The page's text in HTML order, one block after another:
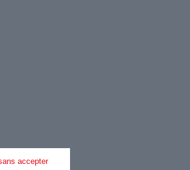
accepter